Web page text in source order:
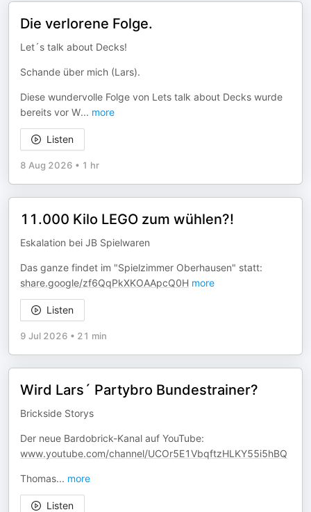
Die verlorene Folge.
Let´s talk about Decks!
Schande über mich (Lars).
Diese wundervolle Folge von Lets talk about Decks wurde
bereits vor W... more
Listen
8 Aug 2026 • 1 hr
11.000 Kilo LEGO zum wühlen?!
Eskalation bei JB Spielwaren
Das ganze findet im "Spielzimmer Oberhausen" statt:
share.google/zf6QqPkXKOAApcQ0H more
Listen
9 Jul 2026 • 21 min
Wird Lars´ Partybro Bundestrainer?
Brickside Storys
Der neue Bardobrick-Kanal auf YouTube:
www.youtube.com/channel/UCOr5E1VbqftzHLKY55i5hBQ
Thomas... more
Listen